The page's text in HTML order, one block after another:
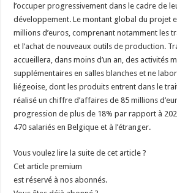
l’occuper progressivement dans le cadre de
développement. Le montant global du projet
millions d’euros, comprenant notamment les
et l’achat de nouveaux outils de production.
accueillera, dans moins d’un an, des activités
supplémentaires en salles blanches et ne
liégeoise, dont les produits entrent dans le
réalisé un chiffre d’affaires de 85 millions
progression de plus de 18% par rapport à
470 salariés en Belgique et à l’étranger.
Vous voulez lire la suite de cet article ?
Cet article premium
est réservé à nos abonnés.